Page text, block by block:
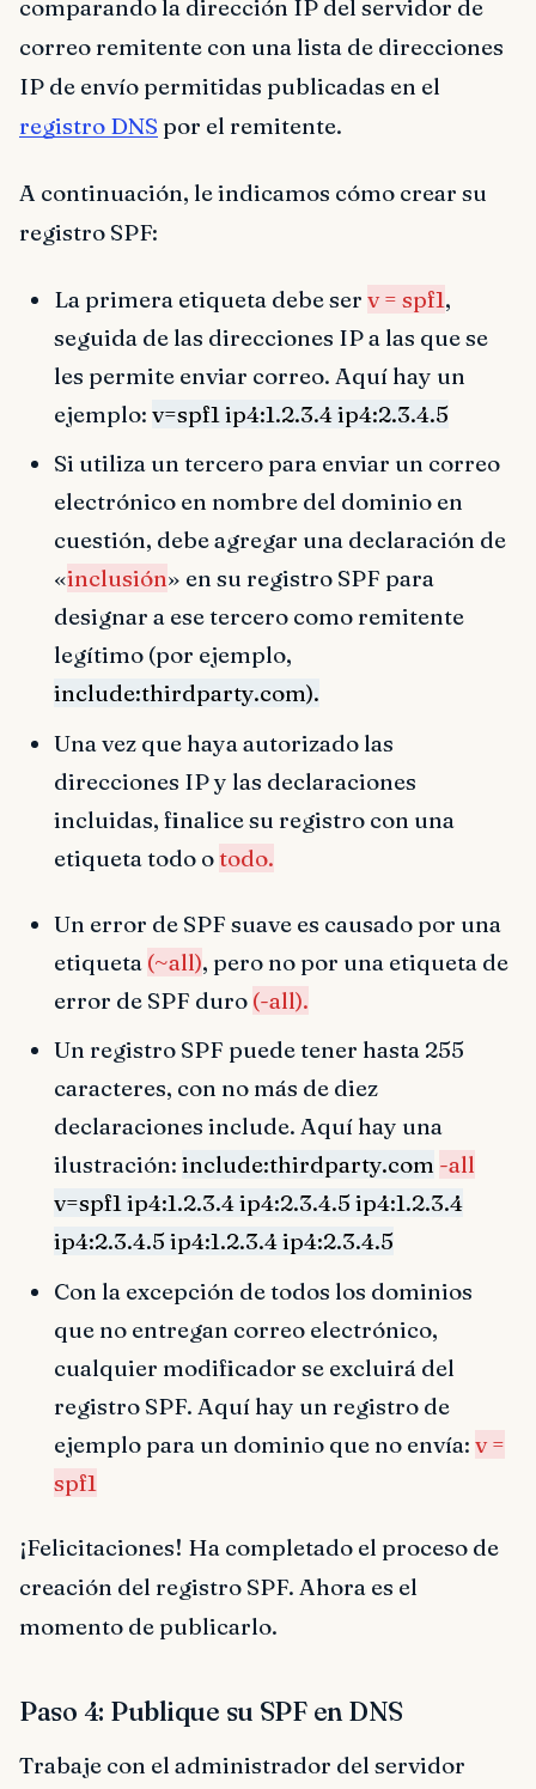
comparando la dirección IP del servidor de
correo remitente con una lista de direcciones
IP de envío permitidas publicadas en el
registro DNS por el remitente.
A continuación, le indicamos cómo crear su
registro SPF:
La primera etiqueta debe ser v = spf1,
seguida de las direcciones IP a las que se
les permite enviar correo. Aquí hay un
ejemplo: v=spf1 ip4:1.2.3.4 ip4:2.3.4.5
Si utiliza un tercero para enviar un correo
electrónico en nombre del dominio en
cuestión, debe agregar una declaración de
«inclusión» en su registro SPF para
designar a ese tercero como remitente
legítimo (por ejemplo,
include:thirdparty.com).
Una vez que haya autorizado las
direcciones IP y las declaraciones
incluidas, finalice su registro con una
etiqueta todo otodo.
Un error de SPF suave es causado por una
etiqueta (~all), pero no por una etiqueta de
error de SPF duro (-all).
Un registro SPF puede tener hasta 255
caracteres, con no más de diez
declaraciones include. Aquí hay una
ilustración: include:thirdparty.com -all
v=spf1 ip4:1.2.3.4 ip4:2.3.4.5 ip4:1.2.3.4
ip4:2.3.4.5 ip4:1.2.3.4 ip4:2.3.4.5
Con la excepción de todos los dominios
que no entregan correo electrónico,
cualquier modificador se excluirá del
registro SPF. Aquí hay un registro de
ejemplo para un dominio que no envía: v =
spf1
¡Felicitaciones! Ha completado el proceso de
creación del registro SPF. Ahora es el
momento de publicarlo.
Paso 4: Publique su SPF en DNS
Trabaje con el administrador del servidor